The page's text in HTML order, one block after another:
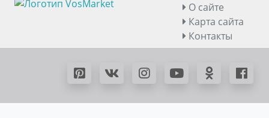
О сайте
Карта сайта
Контакты